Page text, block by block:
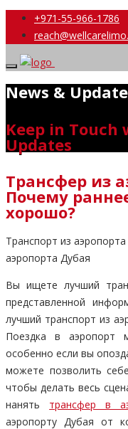
+971-55-966-1786
News &
Keep in Touch
Updates
Трансфер из
Почему
хорошо?
Транспорт из
аэропорта Дубая
Вы ищете лучший
представленной
лучший транспорт из
Поездка в аэропорт
особенно если вы
можете позволить
чтобы делать весь
нанять трансфер в
аэропорту Дубая от